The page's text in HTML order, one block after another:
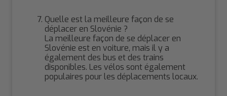
Quelle est la meilleure façon de se
déplacer en Slovénie ?
La meilleure façon de se déplacer en
Slovénie est en voiture, mais il y a
également des bus et des trains
disponibles. Les vélos sont également
populaires pour les déplacements locaux.